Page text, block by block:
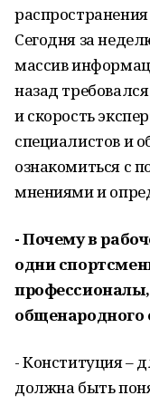
Сегодня за
массив
назад
и скорость
специалистов и
ознакомиться с
мнениями и
- Почему в
одни
общенародного
- Конституция –
должна быть